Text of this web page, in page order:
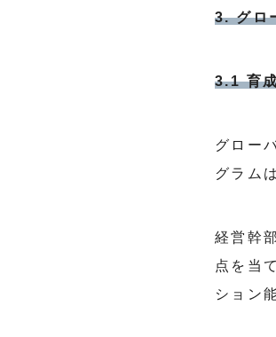
3. グロ
3.1 育
グロー
グラム
経営幹
点を当
ション